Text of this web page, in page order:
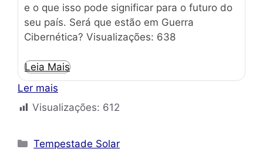
e o que isso pode significar para o futuro do
seu país. Será que estão em Guerra
Cibernética? Visualizações: 638
Leia Mais
Ler mais
Visualizações: 612
Categorias
Tempestade Solar